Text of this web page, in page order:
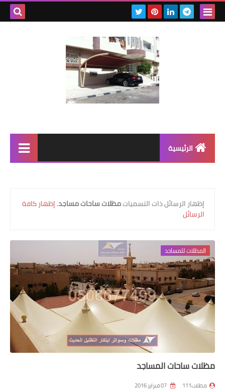
الرئيسية
رابط فرعي
رابط فرعي
رابط فرعي
رابط فرعي
‏إظهار الرسائل ذات التسمياتمظلات ساحات مساجد.إظهار كافة
الرسائل
المظلات للمساجد
مظلات ساحات المساجد
مظلات111